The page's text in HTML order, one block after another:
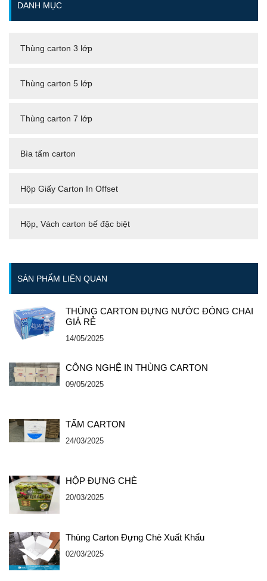
DANH MỤC
Thùng carton 3 lớp
Thùng carton 5 lớp
Thùng carton 7 lớp
Bìa tấm carton
Hộp Giấy Carton In Offset
Hộp, Vách carton bế đặc biệt
SẢN PHẨM LIÊN QUAN
THÙNG CARTON ĐỰNG NƯỚC ĐÓNG CHAI
GIÁ RẺ
14/05/2025
CÔNG NGHỆ IN THÙNG CARTON
09/05/2025
TẤM CARTON
24/03/2025
HỘP ĐỰNG CHÈ
20/03/2025
Thùng Carton Đựng Chè Xuất Khẩu
02/03/2025